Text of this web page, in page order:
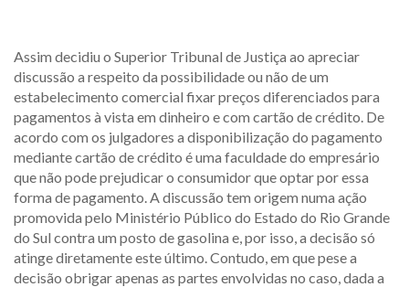
Assim decidiu o Superior Tribunal de Justiça ao apreciar
discussão a respeito da possibilidade ou não de um
estabelecimento comercial fixar preços diferenciados para
pagamentos à vista em dinheiro e com cartão de crédito. De
acordo com os julgadores a disponibilização do pagamento
mediante cartão de crédito é uma faculdade do empresário
que não pode prejudicar o consumidor que optar por essa
forma de pagamento. A discussão tem origem numa ação
promovida pelo Ministério Público do Estado do Rio Grande
do Sul contra um posto de gasolina e, por isso, a decisão só
atinge diretamente este último. Contudo, em que pese a
decisão obrigar apenas as partes envolvidas no caso, dada a